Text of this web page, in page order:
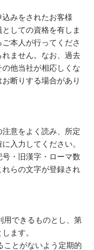
みをされたお客様
しての資格を有しま
本人が行ってくださ
ません。なお、過去
他当社が相応しくな
断りする場合があり
意をよく読み、所定
入力してください。
・旧漢字・ローマ数
らの文字が登録され
用できるものとし、第
ます。
ことがないよう定期的